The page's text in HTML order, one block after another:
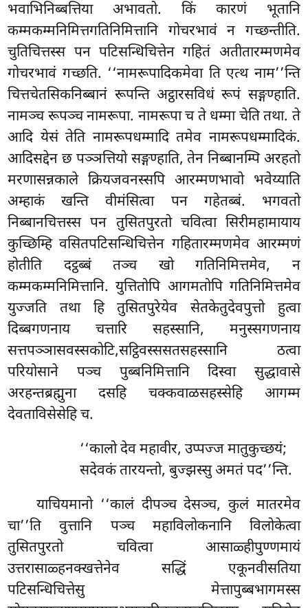
भवाभिनिब्बत्तिया अभावतो. किं कारणं भूतानि
कम्मकम्मनिमित्तगतिनिमित्तानि गोचरभावं न गच्छन्तीति.
चुतिचित्तस्स पन पटिसन्धिचित्तेन गहितं अतीतारम्मणमेव
गोचरभावं गच्छति. ‘‘नामरूपादिकमेवा ति एत्थ नाम’’न्ति
चित्तचेतसिकनिब्बानं रूपन्ति अट्ठारसविधं रूपं सङ्गण्हाति.
नामञ्च रूपञ्च नामरूपा. नामरूपा च ते धम्मा चेति तथा. ते
आदि येसं तेति नामरूपधम्मादि तमेव नामरूपधम्मादिकं.
आदिसद्देन छ पञ्ञत्तियो सङ्गण्हाति, तेन निब्बानम्पि अरहतो
मरणासन्नकाले क्रियजवनस्सपि आरम्मणभावो भवेय्याति
अम्हाकं खन्ति वीमंसित्वा पन गहेतब्बं. भगवतो
निब्बानचित्तस्स पन तुसितपुरतो चवित्वा सिरीमहामायाय
कुच्छिम्हि वसितपटिसन्धिचित्तेन गहितारम्मणमेव आरम्मणं
होतीति दट्ठब्बं तञ्च खो गतिनिमित्तमेव, न
कम्मकम्मनिमित्तानि. युत्तितोपि आगमतोपि गतिनिमित्तमेव
युज्जति तथा हि तुसितपुरेयेव सेतकेतुदेवपुत्तो हुत्वा
दिब्बगणनाय चत्तारि सहस्सानि, मनुस्सगणनाय
सत्तपञ्ञासवस्सकोटि,सट्ठिवस्ससतसहस्सानि ठत्वा
परियोसाने पञ्च पुब्बनिमित्तानि दिस्वा सुद्धावासे
अरहन्तब्रह्मुना दसहि चक्कवाळसहस्सेहि आगम्म
देवताविसेसेहि च.
‘‘कालो देव महावीर, उप्पज्ज मातुकुच्छयं;
सदेवकं तारयन्तो, बुज्झस्सु अमतं पद’’न्ति.
याचियमानो ‘‘कालं दीपञ्च देसञ्च, कुलं मातरमेव
चा’’ति वुत्तानि पञ्च महाविलोकनानि विलोकेत्वा
तुसितपुरतो चवित्वा आसाळ्हीपुण्णमायं
उत्तरासाळ्हनक्खत्तेनेव सद्धिं एकूनवीसतिया
पटिसन्धिचित्तेसु मेत्तापुब्बभागमस्स